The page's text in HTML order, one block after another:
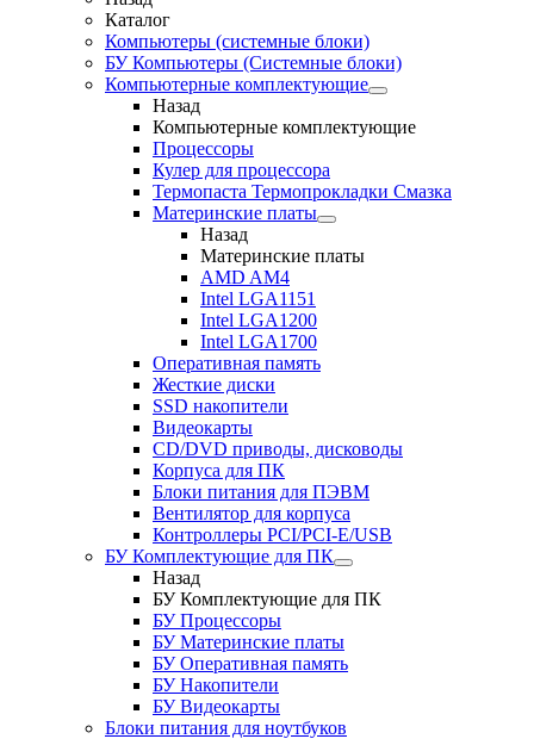
Каталог
Компьютеры (системные блоки)
БУ Компьютеры (Системные блоки)
Компьютерные комплектующие
Назад
Компьютерные комплектующие
Процессоры
Кулер для процессора
Термопаста Термопрокладки Смазка
Материнские платы
Назад
Материнские платы
AMD AM4
Intel LGA1151
Intel LGA1200
Intel LGA1700
Оперативная память
Жесткие диски
SSD накопители
Видеокарты
CD/DVD приводы, дисководы
Корпуса для ПК
Блоки питания для ПЭВМ
Вентилятор для корпуса
Контроллеры PCI/PCI-E/USB
БУ Комплектующие для ПК
Назад
БУ Комплектующие для ПК
БУ Процессоры
БУ Материнские платы
БУ Оперативная память
БУ Накопители
БУ Видеокарты
Блоки питания для ноутбуков